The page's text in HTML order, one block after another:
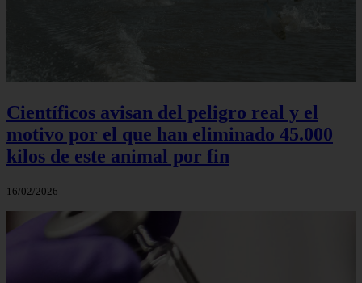
Científicos avisan del peligro real y el
motivo por el que han eliminado 45.000
kilos de este animal por fin
16/02/2026